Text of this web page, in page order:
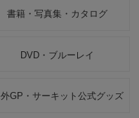
書籍・写真集・カタログ
DVD・ブルーレイ
GP・サーキット公式グッズ